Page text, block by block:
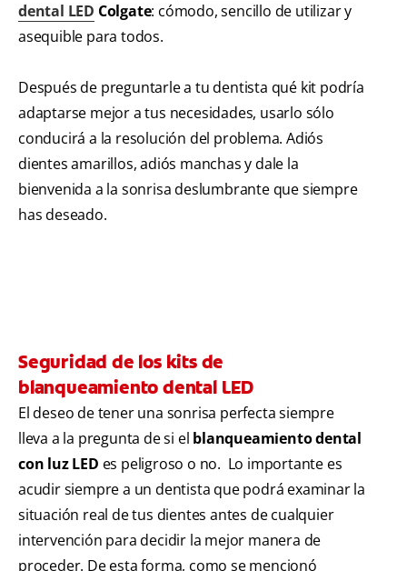
dental LED Colgate: cómodo, sencillo de utilizar y
asequible para todos.
Después de preguntarle a tu dentista qué kit podría
adaptarse mejor a tus necesidades, usarlo sólo
conducirá a la resolución del problema. Adiós
dientes amarillos, adiós manchas y dale la
bienvenida a la sonrisa deslumbrante que siempre
has deseado.
Seguridad de los kits de
blanqueamiento dental LED
El deseo de tener una sonrisa perfecta siempre
lleva a la pregunta de si el blanqueamiento dental
con luz LED es peligroso o no. Lo importante es
acudir siempre a un dentista que podrá examinar la
situación real de tus dientes antes de cualquier
intervención para decidir la mejor manera de
proceder. De esta forma, como se mencionó